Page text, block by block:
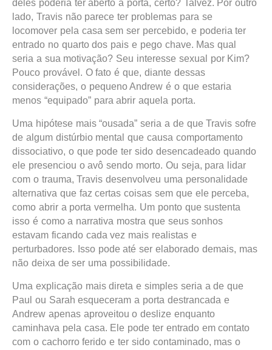
deles poderia ter aberto a porta, certo? Talvez. Por outro
lado, Travis não parece ter problemas para se
locomover pela casa sem ser percebido, e poderia ter
entrado no quarto dos pais e pego chave. Mas qual
seria a sua motivação? Seu interesse sexual por Kim?
Pouco provável. O fato é que, diante dessas
considerações, o pequeno Andrew é o que estaria
menos “equipado” para abrir aquela porta.
Uma hipótese mais “ousada” seria a de que Travis sofre
de algum distúrbio mental que causa comportamento
dissociativo, o que pode ter sido desencadeado quando
ele presenciou o avô sendo morto. Ou seja, para lidar
com o trauma, Travis desenvolveu uma personalidade
alternativa que faz certas coisas sem que ele perceba,
como abrir a porta vermelha. Um ponto que sustenta
isso é como a narrativa mostra que seus sonhos
estavam ficando cada vez mais realistas e
perturbadores. Isso pode até ser elaborado demais, mas
não deixa de ser uma possibilidade.
Uma explicação mais direta e simples seria a de que
Paul ou Sarah esqueceram a porta destrancada e
Andrew apenas aproveitou o deslize enquanto
caminhava pela casa. Ele pode ter entrado em contato
com o cachorro ferido e ter sido contaminado, mas o